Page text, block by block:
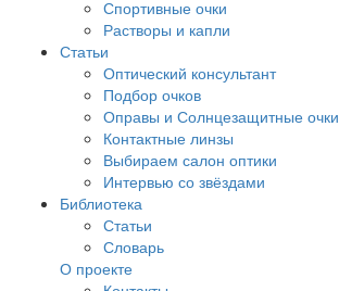
Спортивные очки
Растворы и капли
Статьи
Оптический консультант
Подбор очков
Оправы и Солнцезащитные очки
Контактные линзы
Выбираем салон оптики
Интервью со звёздами
Библиотека
Статьи
Словарь
О проекте